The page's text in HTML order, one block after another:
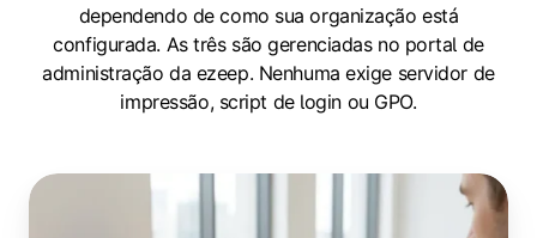
dependendo de como sua organização está
configurada. As três são gerenciadas no portal de
administração da ezeep. Nenhuma exige servidor de
impressão, script de login ou GPO.
Atribuição